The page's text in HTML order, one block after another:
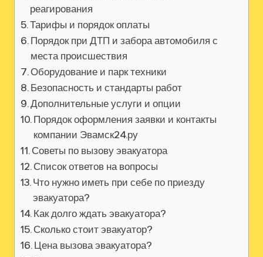
реагирования
Тарифы и порядок оплаты
Порядок при ДТП и забора автомобиля с
места происшествия
Оборудование и парк техники
Безопасность и стандарты работ
Дополнительные услуги и опции
Порядок оформления заявки и контакты
компании Эвамск24.ру
Советы по вызову эвакуатора
Список ответов на вопросы
Что нужно иметь при себе по приезду
эвакуатора?
Как долго ждать эвакуатора?
Сколько стоит эвакуатор?
Цена вызова эвакуатора?